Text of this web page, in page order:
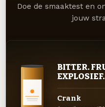
Doe de smaaktest en
jouw
BITTER.
EXPLOSIEF.
Crank